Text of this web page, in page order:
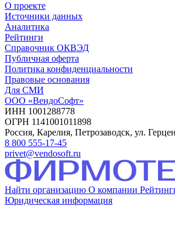
О проекте
Источники данных
Аналитика
Рейтинги
Справочник ОКВЭД
Публичная оферта
Политика конфиденциальности
Правовые основания
Для СМИ
ООО «ВендоСофт»
ИНН 1001288778
ОГРН 1141001011898
Россия, Карелия, Петрозаводск, ул.
8 800 555-17-45
privet@vendosoft.ru
Найти организацию О компании
Юридическая информация